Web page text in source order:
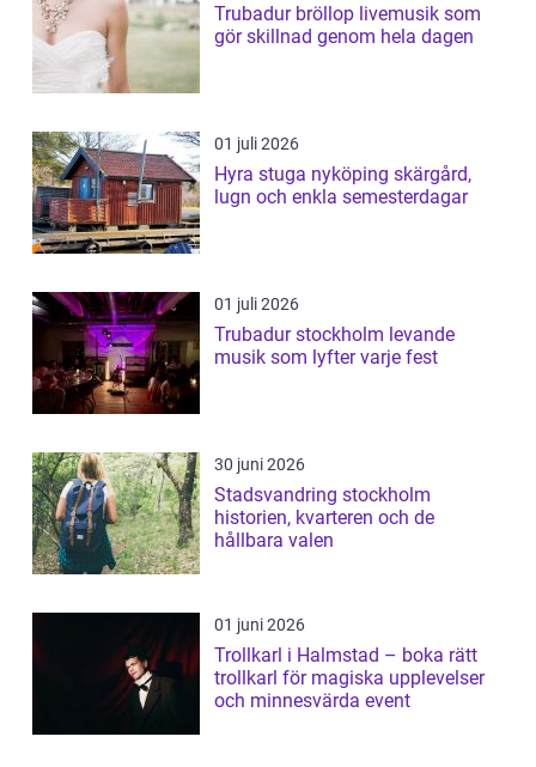
Trubadur bröllop livemusik som
gör skillnad genom hela dagen
01 juli 2026
Hyra stuga nyköping skärgård,
lugn och enkla semesterdagar
01 juli 2026
Trubadur stockholm levande
musik som lyfter varje fest
30 juni 2026
Stadsvandring stockholm
historien, kvarteren och de
hållbara valen
01 juni 2026
Trollkarl i Halmstad – boka rätt
trollkarl för magiska upplevelser
och minnesvärda event